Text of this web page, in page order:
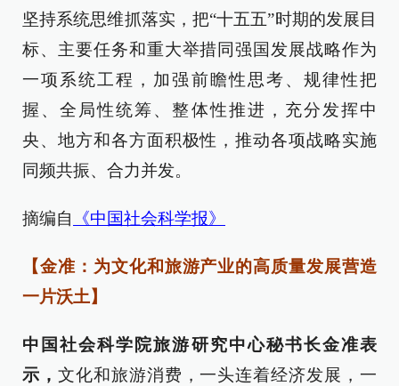
坚持系统思维抓落实，把“十五五”时期的发展目
标、主要任务和重大举措同强国发展战略作为
一项系统工程，加强前瞻性思考、规律性把
握、全局性统筹、整体性推进，充分发挥中
央、地方和各方面积极性，推动各项战略实施
同频共振、合力并发。
摘编自 《中国社会科学报》
【金准：为文化和旅游产业的高质量发展营造
一片沃土】
中国社会科学院旅游研究中心秘书长金准表
示， 文化和旅游消费，一头连着经济发展，一